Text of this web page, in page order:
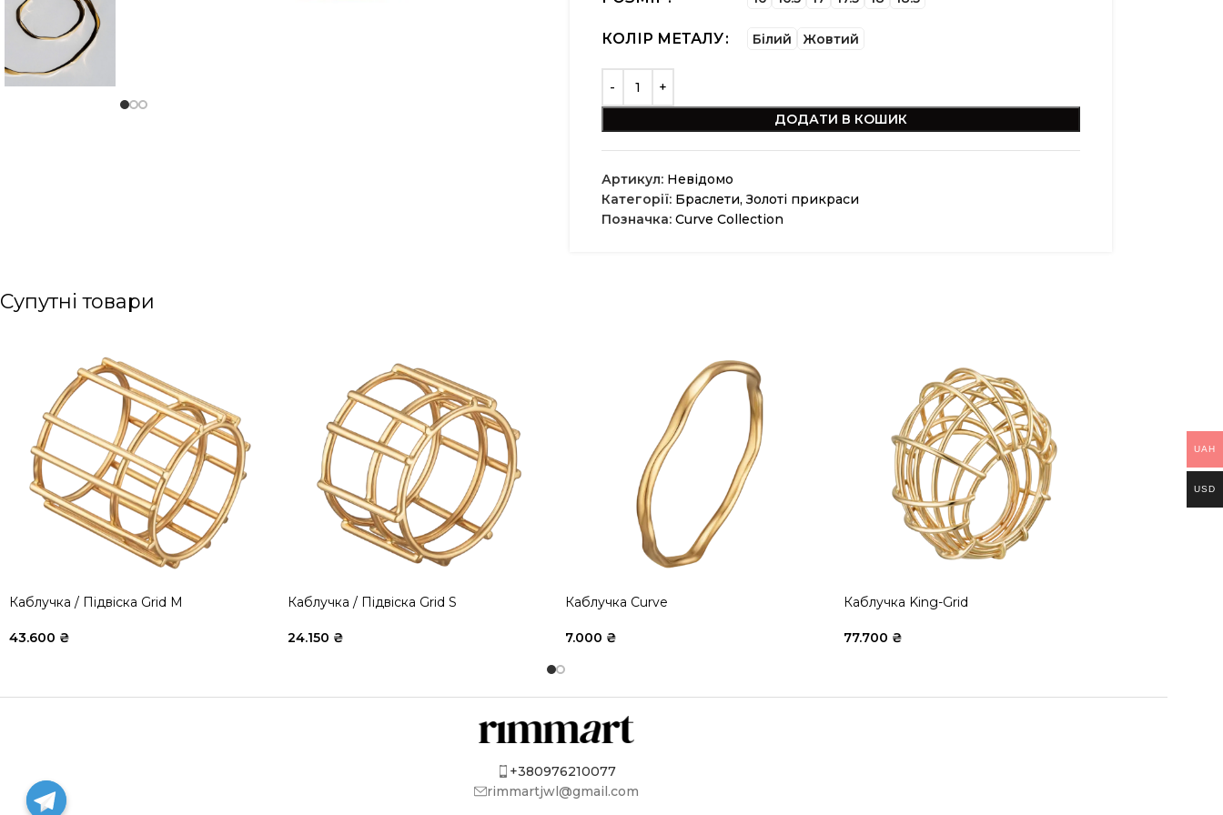
КОЛІР МЕТАЛУ Білий Жовтий
ДОДАТИ В КОШИК
Артикул: Невідомо
Категорії: Браслети, Золоті прикраси
Позначка: Curve Collection
Супутні товари
Каблучка / Підвіска Grid M
43.600 ₴
Каблучка / Підвіска Grid S
24.150 ₴
Каблучка Curve
7.000 ₴
Каблучка King-Grid
77.700 ₴
+380976210077
rimmartjwl@gmail.com
UAH
USD